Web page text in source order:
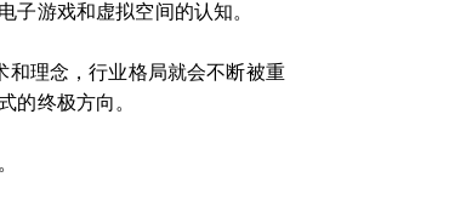
子游戏和虚拟空间的认知。
和理念，行业格局就会不断被重
的终极方向。